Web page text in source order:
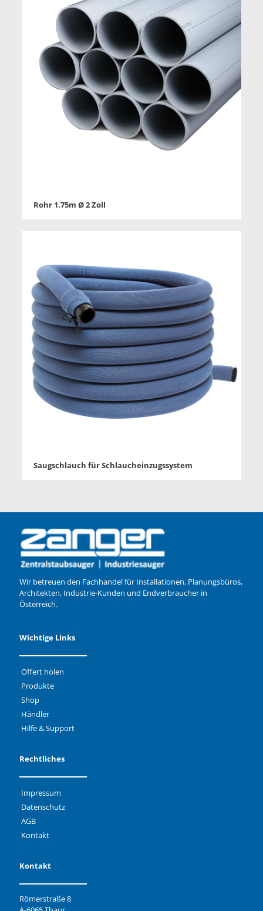
Rohr 1.75m Ø 2 Zoll
Saugschlauch für Schlaucheinzugssystem
Wir betreuen den Fachhandel für Installationen, Planungsbüros,
Architekten, Industrie-Kunden und Endverbraucher in
Österreich.
Wichtige Links
Offert holen
Produkte
Shop
Händler
Hilfe & Support
Rechtliches
Impressum
Datenschutz
AGB
Kontakt
Kontakt
Römerstraße 8